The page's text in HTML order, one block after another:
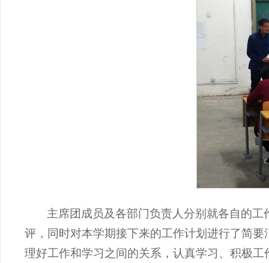
主席团成员及各部门负责人分别就各自的
评，同时对本学期接下来的工作计划进行了简
理好工作和学习之间的关系，认真学习、积极